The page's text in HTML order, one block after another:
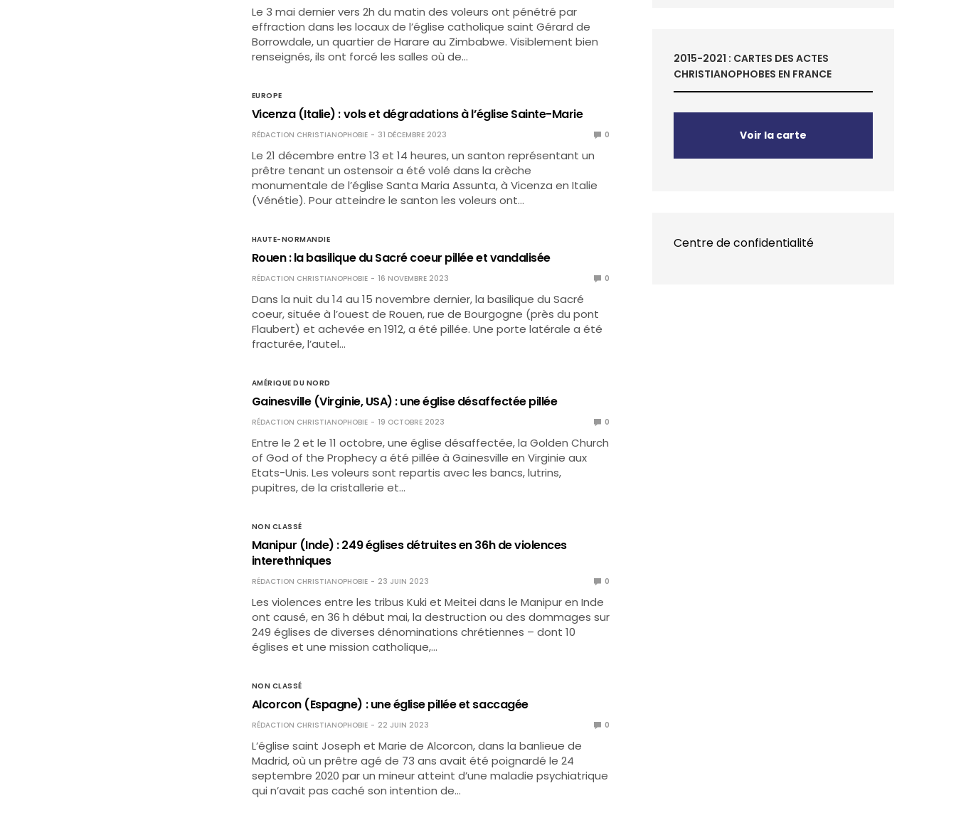
Le 3 mai dernier vers 2h du matin des voleurs ont pénétré par
effraction dans les locaux de l’église catholique saint Gérard de
Borrowdale, un quartier de Harare au Zimbabwe. Visiblement bien
renseignés, ils ont forcé les salles où de…
EUROPE
Vicenza (Italie) : vols et dégradations à l’église Sainte-Marie
RÉDACTION CHRISTIANOPHOBIE 31 DÉCEMBRE 2023 0
Le 21 décembre entre 13 et 14 heures, un santon représentant un
prêtre tenant un ostensoir a été volé dans la crèche
monumentale de l’église Santa Maria Assunta, à Vicenza en Italie
(Vénétie). Pour atteindre le santon les voleurs ont…
HAUTE-NORMANDIE
Rouen : la basilique du Sacré coeur pillée et vandalisée
RÉDACTION CHRISTIANOPHOBIE 16 NOVEMBRE 2023 0
Dans la nuit du 14 au 15 novembre dernier, la basilique du Sacré
coeur, située à l’ouest de Rouen, rue de Bourgogne (près du pont
Flaubert) et achevée en 1912, a été pillée. Une porte latérale a été
fracturée, l’autel…
AMÉRIQUE DU NORD
Gainesville (Virginie, USA) : une église désaffectée pillée
RÉDACTION CHRISTIANOPHOBIE 19 OCTOBRE 2023 0
Entre le 2 et le 11 octobre, une église désaffectée, la Golden Church
of God of the Prophecy a été pillée à Gainesville en Virginie aux
Etats-Unis. Les voleurs sont repartis avec les bancs, lutrins,
pupitres, de la cristallerie et…
NON CLASSÉ
Manipur (Inde) : 249 églises détruites en 36h de violences
interethniques
RÉDACTION CHRISTIANOPHOBIE 23 JUIN 2023 0
Les violences entre les tribus Kuki et Meitei dans le Manipur en Inde
ont causé, en 36 h début mai, la destruction ou des dommages sur
249 églises de diverses dénominations chrétiennes – dont 10
églises et une mission catholique,…
NON CLASSÉ
Alcorcon (Espagne) : une église pillée et saccagée
RÉDACTION CHRISTIANOPHOBIE 22 JUIN 2023 0
L’église saint Joseph et Marie de Alcorcon, dans la banlieue de
Madrid, où un prêtre agé de 73 ans avait été poignardé le 24
septembre 2020 par un mineur atteint d’une maladie psychiatrique
qui n’avait pas caché son intention de…
2015-2021 : CARTES DES ACTES
CHRISTIANOPHOBES EN FRANCE
Voir la carte
Centre de confidentialité